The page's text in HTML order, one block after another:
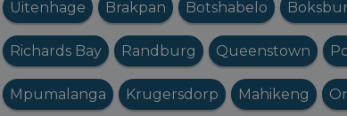
Uitenhage Brakpan Botshabelo
Richards Bay Randburg Queenstown
Mpumalanga Krugersdorp Mahikeng